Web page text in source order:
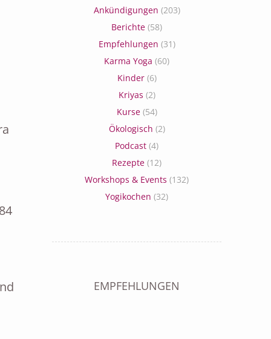
Ankündigungen (203)
Berichte (58)
Empfehlungen (31)
Karma Yoga (60)
Kinder(6)
Kriyas (2)
Kurse(54)
Ökologisch (2)
Podcast (4)
Rezepte (12)
Workshops & Events (132)
Yogikochen (32)
EMPFEHLUNGEN